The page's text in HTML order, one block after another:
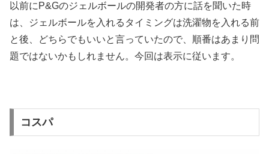
以前にP&Gのジェルボールの開発者の方に話を聞いた時
は、ジェルボールを入れるタイミングは洗濯物を入れる前
と後、どちらでもいいと言っていたので、順番はあまり問
題ではないかもしれません。今回は表示に従います。
コスパ